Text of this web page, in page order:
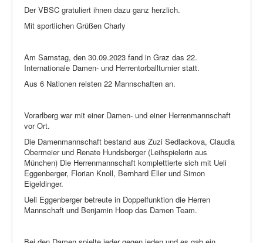
Der VBSC gratuliert ihnen dazu ganz herzlich.
Mit sportlichen Grüßen Charly
Am Samstag, den 30.09.2023 fand in Graz das 22.
Internationale Damen- und Herrentorballturnier statt.
Aus 6 Nationen reisten 22 Mannschaften an.
Vorarlberg war mit einer Damen- und einer Herrenmannschaft
vor Ort.
Die Damenmannschaft bestand aus Zuzi Sedlackova, Claudia
Obermeier und Renate Hundsberger (Leihspielerin aus
München) Die Herrenmannschaft komplettierte sich mit Ueli
Eggenberger, Florian Knoll, Bernhard Eller und Simon
Eigeldinger.
Ueli Eggenberger betreute in Doppelfunktion die Herren
Mannschaft und Benjamin Hoop das Damen Team.